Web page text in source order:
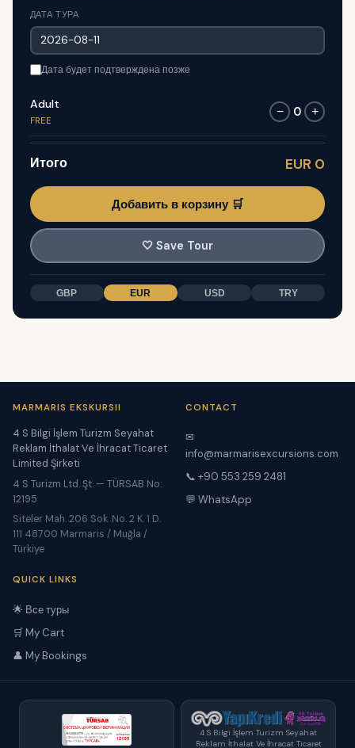
ДАТА ТУРА
Дата будет подтверждена позже
Adult
FREE
− 0 +
Итого EUR 0
Добавить в корзину 🛒
🤍 Save Tour
GBP EUR USD TRY
MARMARIS EKSKURSII
4 S Bilgi İşlem Turizm Seyahat
Reklam İthalat Ve İhracat Ticaret
Limited Şirketi
4 S Turizm Ltd. Şt. — TÜRSAB No:
12195
Siteler Mah. 206 Sok. No. 2 K. 1 D.
111 48700 Marmaris / Muğla /
Türkiye
CONTACT
✉
info@marmarisexcursions.com
📞 +90 553 259 2481
💬 WhatsApp
QUICK LINKS
🌟 Все туры
🛒 My Cart
👤 My Bookings
4 S Bilgi İşlem Turizm Seyahat
Reklam İthalat Ve İhracat Ticaret